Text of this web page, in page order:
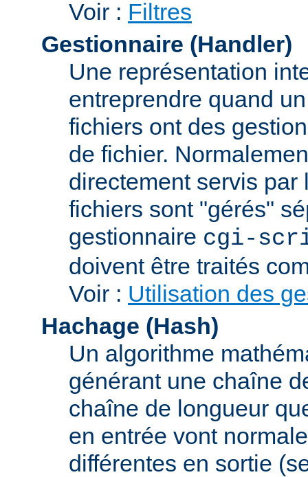
Voir : Filtres
Gestionnaire (Handler)
Une représentation
entreprendre quand
fichiers ont des
de fichier.
directement servis par
fichiers sont "gérés"
gestionnaire cgi-
doivent être traités
Voir : Utilisation des
Hachage (Hash)
Un algorithme
générant une chaîne
chaîne de longueur
en entrée vont
différentes en sortie